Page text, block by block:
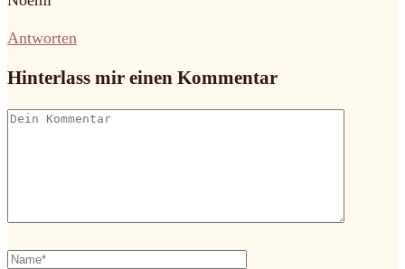
Antworten
Hinterlass mir einen Kommentar